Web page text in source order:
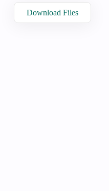
Download Files